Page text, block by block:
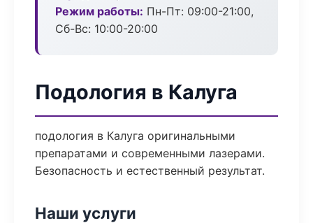
Режим работы: Пн-Пт: 09:00-21:00,
Сб-Вс: 10:00-20:00
Подология в Калуга
подология в Калуга оригинальными
препаратами и современными лазерами.
Безопасность и естественный результат.
Наши услуги